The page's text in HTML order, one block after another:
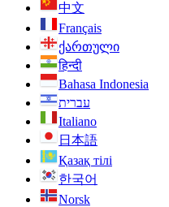
中文
Français
ქართული
हिन्दी
Bahasa Indonesia
עברית
Italiano
日本語
Қазақ тілі
한국어
Norsk